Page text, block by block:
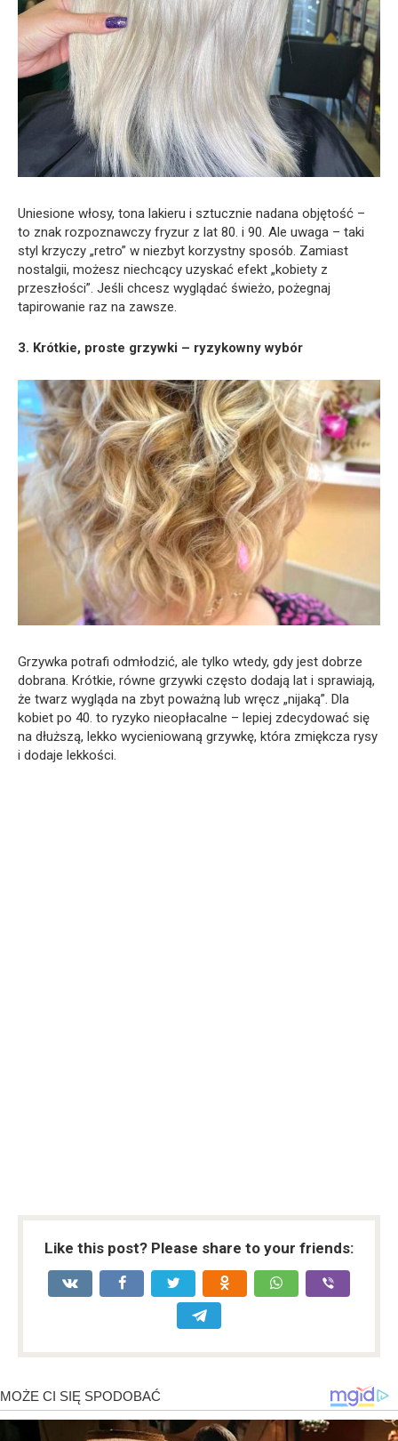
Uniesione włosy, tona lakieru i sztucznie nadana objętość –
to znak rozpoznawczy fryzur z lat 80. i 90. Ale uwaga – taki
styl krzyczy „retro” w niezbyt korzystny sposób. Zamiast
nostalgii, możesz niechcący uzyskać efekt „kobiety z
przeszłości”. Jeśli chcesz wyglądać świeżo, pożegnaj
tapirowanie raz na zawsze.
3. Krótkie, proste grzywki – ryzykowny wybór
Grzywka potrafi odmłodzić, ale tylko wtedy, gdy jest dobrze
dobrana. Krótkie, równe grzywki często dodają lat i sprawiają,
że twarz wygląda na zbyt poważną lub wręcz „nijaką”. Dla
kobiet po 40. to ryzyko nieopłacalne – lepiej zdecydować się
na dłuższą, lekko wycieniowaną grzywkę, która zmiękcza rysy
i dodaje lekkości.
Like this post? Please share to your friends: